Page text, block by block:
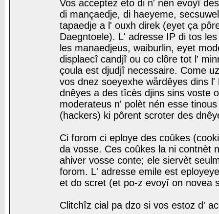
Vos acceptez eto di n' nén evoyî
di mançaedje, di haeyeme,
tapaedje a l' ouxh direk (eyet ça
Daegntoele). L' adresse IP di tos
les manaedjeus, waiburlin, eyet
displaecî candjî ou co clôre tot l'
çoula est djudjî necessaire. Come
vos dnez soeyexhe wårdêyes dins
dnêyes a des tîcès djins sins voste
moderateus n' polèt nén esse
(hackers) ki pôrent scroter des
Ci forom ci eploye des coûkes
da vosse. Ces coûkes la ni contnèt
ahiver vosse conte; ele siervèt
forom. L' adresse emile est
et do scret (et po-z evoyî on novea
Clitchîz cial pa dzo si vos estoz d'